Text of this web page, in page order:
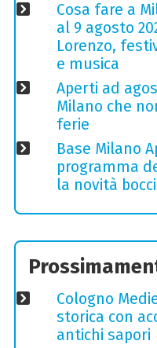
Cosa fare a
al 9 agosto
Lorenzo,
e musica
Aperti ad
Milano che
ferie
Base Milano
programma
la novità
Cologno
storica con
antichi sapori